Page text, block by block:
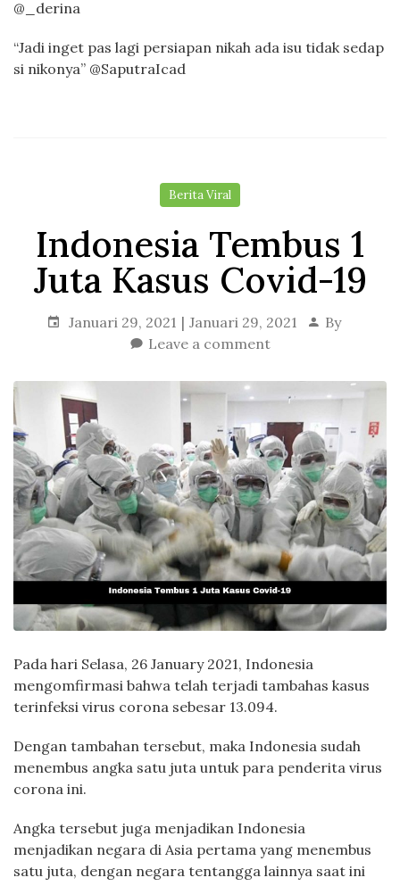
@_derina
“Jadi inget pas lagi persiapan nikah ada isu tidak sedap
si nikonya” @SaputraIcad
Berita Viral
Indonesia Tembus 1
Juta Kasus Covid-19
Januari 29, 2021 Januari 29, 2021
By
Leave a comment
Pada hari Selasa, 26 January 2021, Indonesia
mengomfirmasi bahwa telah terjadi tambahas kasus
terinfeksi virus corona sebesar 13.094.
Dengan tambahan tersebut, maka Indonesia sudah
menembus angka satu juta untuk para penderita virus
corona ini.
Angka tersebut juga menjadikan Indonesia
menjadikan negara di Asia pertama yang menembus
satu juta, dengan negara tentangga lainnya saat ini